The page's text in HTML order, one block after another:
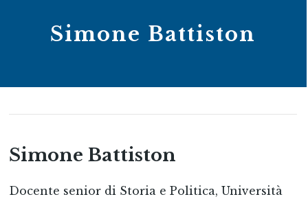
Simone Battiston
Simone Battiston
Docente senior di Storia e Politica, Università